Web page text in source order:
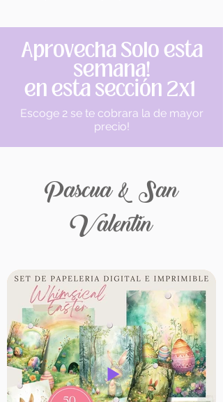
Aprovecha Solo esta
semana!
en esta sección 2x1
Escoge 2 se te cobrara la de mayor
precio!
Pascua & San
Valentin